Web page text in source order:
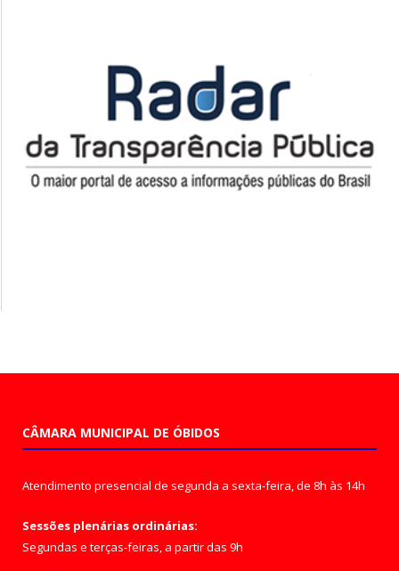
CÂMARA MUNICIPAL DE ÓBIDOS
Atendimento presencial de segunda a sexta-feira, de 8h às 14h
Sessões plenárias ordinárias:
Segundas e terças-feiras, a partir das 9h